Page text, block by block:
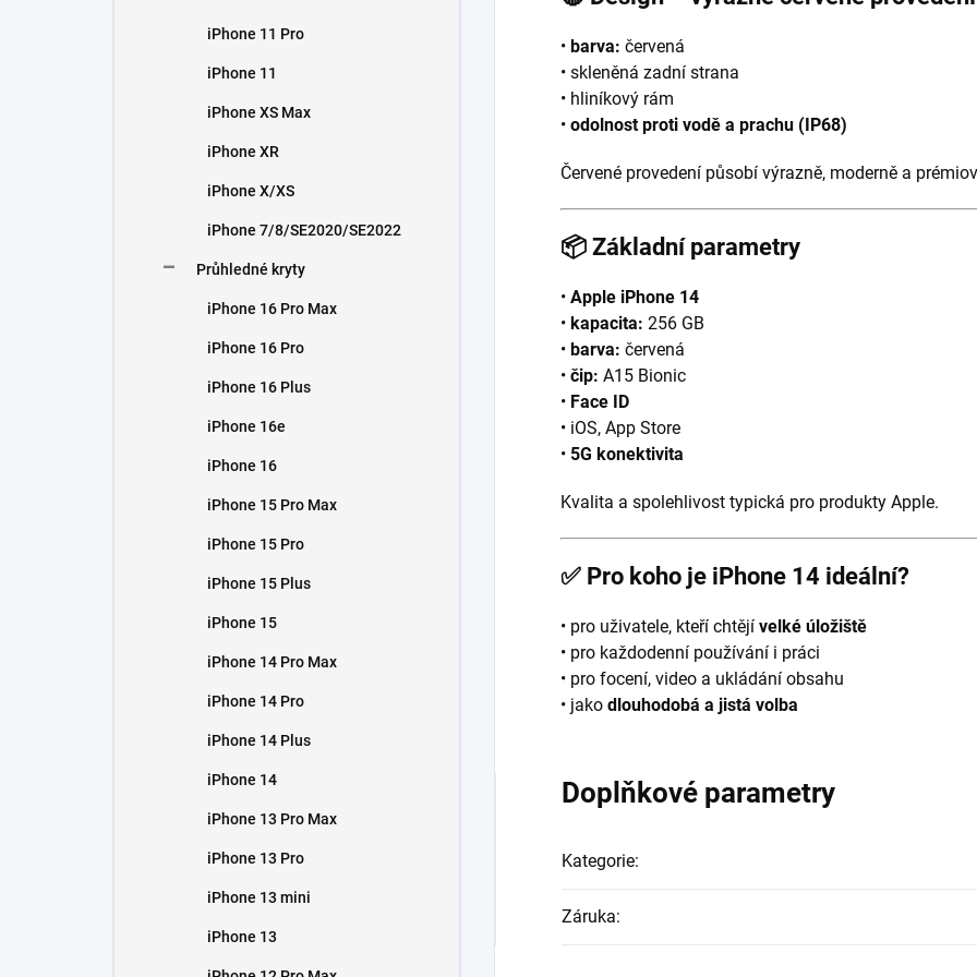
iPhone 11 Pro
iPhone 11
iPhone XS Max
iPhone XR
iPhone X/XS
iPhone 7/8/SE2020/SE2022
Průhledné kryty
iPhone 16 Pro Max
iPhone 16 Pro
iPhone 16 Plus
iPhone 16e
iPhone 16
iPhone 15 Pro Max
iPhone 15 Pro
iPhone 15 Plus
iPhone 15
iPhone 14 Pro Max
iPhone 14 Pro
iPhone 14 Plus
iPhone 14
iPhone 13 Pro Max
iPhone 13 Pro
iPhone 13 mini
iPhone 13
• barva: červená
• skleněná zadní strana
• hliníkový rám
• odolnost proti vodě a prachu (IP68)
Červené provedení působí výrazně, moderně a
📦 Základní parametry
• Apple iPhone 14
• kapacita: 256 GB
• barva: červená
• čip: A15 Bionic
• Face ID
• iOS, App Store
• 5G konektivita
Kvalita a spolehlivost typická pro produkty Apple.
✅ Pro koho je iPhone 14 ideální?
• pro uživatele, kteří chtějí velké úložiště
• pro každodenní používání i práci
• pro focení, video a ukládání obsahu
• jako dlouhodobá a jistá volba
Doplňkové parametry
Kategorie:
Záruka: